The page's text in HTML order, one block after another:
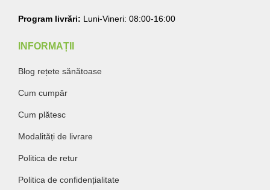
Program livrări: Luni-Vineri: 08:00-16:00
INFORMAȚII
Blog rețete sănătoase
Cum cumpăr
Cum plătesc
Modalități de livrare
Politica de retur
Politica de confidențialitate